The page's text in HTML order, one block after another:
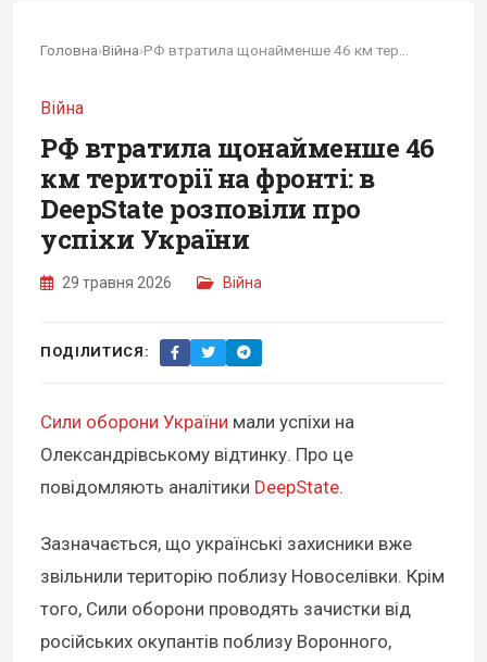
Головна›Війна›
Війна
РФ втратила щонайменше 46
км території на фронті: в
DeepState розповіли про
успіхи України
29 травня 2026 Війна
ПОДІЛИТИСЯ:
Сили оборони України мали успіхи на
Олександрівському відтинку. Про це
повідомляють аналітики DeepState.
Зазначається, що українські захисники вже
звільнили територію поблизу Новоселівки. Крім
того, Сили оборони проводять зачистки від
російських окупантів поблизу Воронного,